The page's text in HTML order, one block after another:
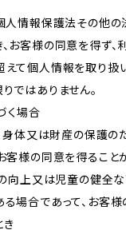
人情報保護法その他
お客様の同意を得ず
て個人情報を取り扱い
ではありません。
く場合
、身体又は財産の保護
客様の同意を得ること
の向上又は児童の健全
場合であって、お客
き